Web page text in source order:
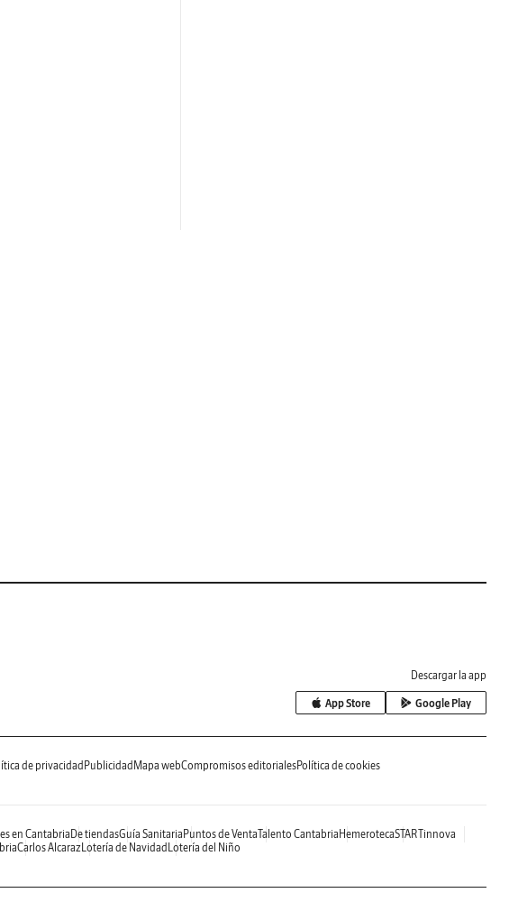
Descargar la app
App Store Google Play
de privacidad Publicidad Mapa webCompromisos editorialesPolítica de cookies
en Cantabria De tiendasGuía Sanitaria Puntos de VentaTalento Cantabria HemerotecaSTARTinnova
Carlos AlcarazLotería de Navidad Lotería del Niño